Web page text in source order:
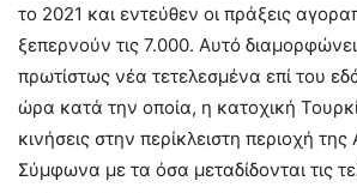
το 2021 και εντεύθεν οι πράξεις
ξεπερνούν τις 7.000. Αυτό
πρωτίστως νέα τετελεσμένα επί του
ώρα κατά την οποία, η κατοχική
κινήσεις στην περίκλειστη περιοχή
Σύμφωνα με τα όσα μεταδίδονται τις